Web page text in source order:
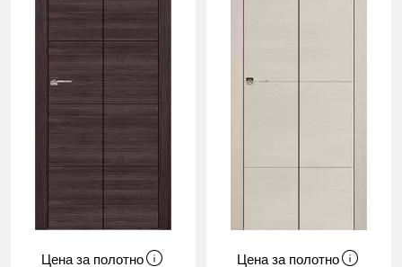
Цена за полотно Цена за полотно